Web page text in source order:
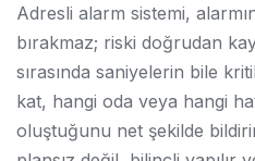
Adresli alarm sistemi,
bırakmaz; riski doğrudan
sırasında saniyelerin bile
kat, hangi oda veya hangi
oluştuğunu net şekilde